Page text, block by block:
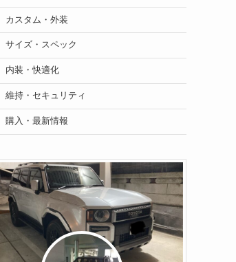
カスタム・外装
サイズ・スペック
内装・快適化
維持・セキュリティ
購入・最新情報